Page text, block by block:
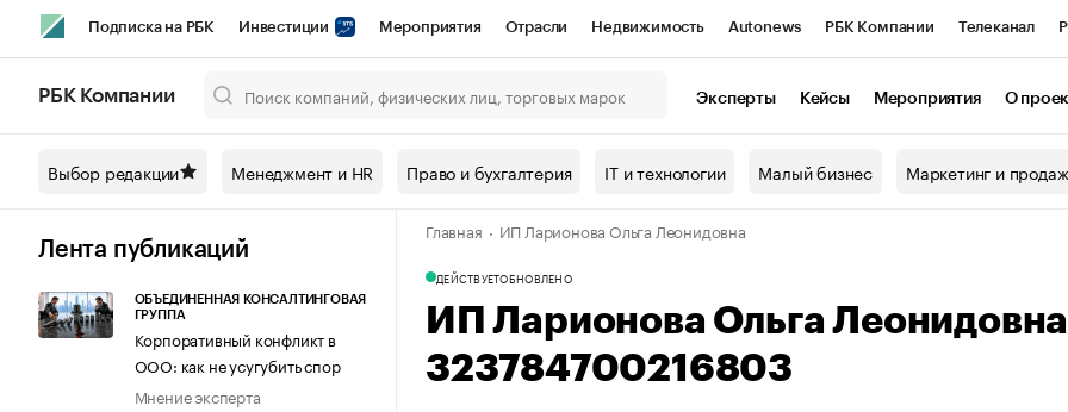
Подписка на РБК Инвестиции Мероприятия Отрасли Недвижимость Autonews РБК Компании Телеканал
Спецпроекты СПб Конференции СПб Спецпроекты Проверка контрагентов
Технологии и медиа Рынок наличной валюты
РБК Компании Эксперты Кейсы Мероприятия О
Выбор редакции Менеджмент и HR Право и бухгалтерия IT и технологии Малый бизнес Маркетинг и
Лента публикаций
ОБЪЕДИНЕННАЯ КОНСАЛТИНГОВАЯ
ГРУППА
Корпоративный конфликт в
ООО: как не усугубить спор
Мнение эксперта
Главная ИП Ларионова Ольга Леонидовна
ДЕЙСТВУЕТОБНОВЛЕНО
ИП Ларионова Ольга
323784700216803